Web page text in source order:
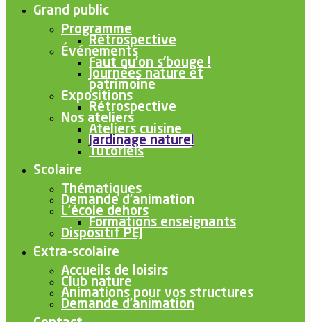
Grand public
Programme
Rétrospective
Événements
Faut qu’on s’bouge !
Journées nature et
patrimoine
Expositions
Rétrospective
Nos ateliers
Ateliers cuisine
Jardinage naturel
Tutoriels
Scolaire
Thématiques
Demande d’animation
L’école dehors
Formations enseignants
Dispositif PEJ
Extra-scolaire
Accueils de loisirs
Club nature
Animations pour vos structures
Demande d’animation